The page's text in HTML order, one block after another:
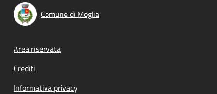
Comune di Moglia
Footer menu
Area riservata
Crediti
Informativa privacy